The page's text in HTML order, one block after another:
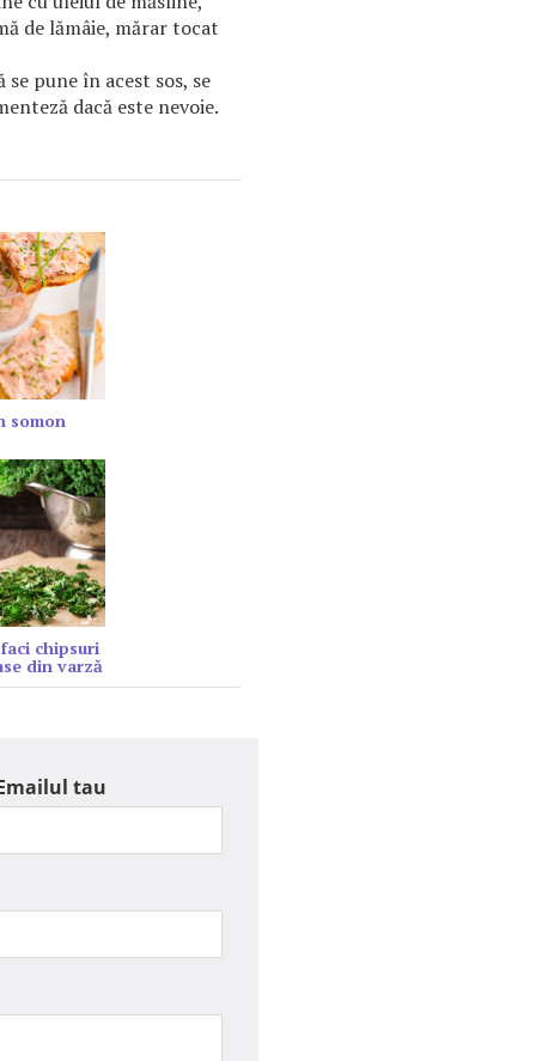
de lămâie, mărar tocat
pune în acest sos, se
dacă este nevoie.
somon
chipsuri
din varză
tau